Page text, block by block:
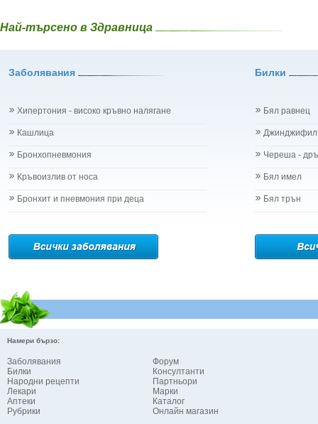
Най-търсено в Здравница
Заболявания Билки
Хипертония - високо кръвно налягане
Кашлица
Бронхопневмония
Кръвоизлив от носа
Бронхит и пневмония при деца
Бял равнец
Джинджифил
Череша -
Бял имел
Бял трън
Намери бързо:
Заболявания
Билки
Народни рецепти
Лекари
Аптеки
Рубрики
Форум
Консултанти
Партньори
Марки
Каталог
Онлайн магазин